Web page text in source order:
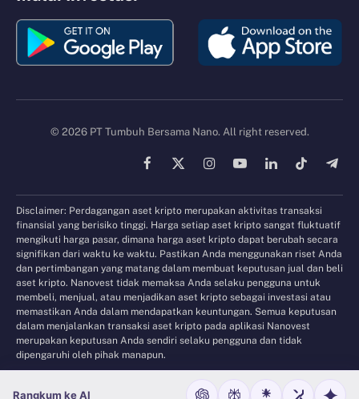
© 2026 PT Tumbuh Bersama Nano. All right reserved.
Facebook
X
InstagramYouTubeLinkedInTikTok
Disclaimer: Perdagangan aset kripto merupakan aktivitas transaksi
finansial yang berisiko tinggi. Harga setiap aset kripto sangat fluktuatif
mengikuti harga pasar, dimana harga aset kripto dapat berubah secara
signifikan dari waktu ke waktu. Pastikan Anda menggunakan riset Anda
dan pertimbangan yang matang dalam membuat keputusan jual dan beli
aset kripto. Nanovest tidak memaksa Anda selaku pengguna untuk
membeli, menjual, atau menjadikan aset kripto sebagai investasi atau
memastikan Anda dalam mendapatkan keuntungan. Semua keputusan
dalam menjalankan transaksi aset kripto pada aplikasi Nanovest
merupakan keputusan Anda sendiri selaku pengguna dan tidak
dipengaruhi oleh pihak manapun.
Rangkum ke AI